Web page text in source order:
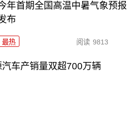
年首期全国高温中暑气象预报
布
最热 阅读 9813
车产销量双超700万辆